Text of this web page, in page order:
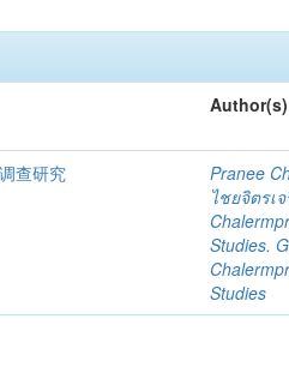
Author(s)
查研究 Pranee
ไชยจิตรเ
Studies.
Studies